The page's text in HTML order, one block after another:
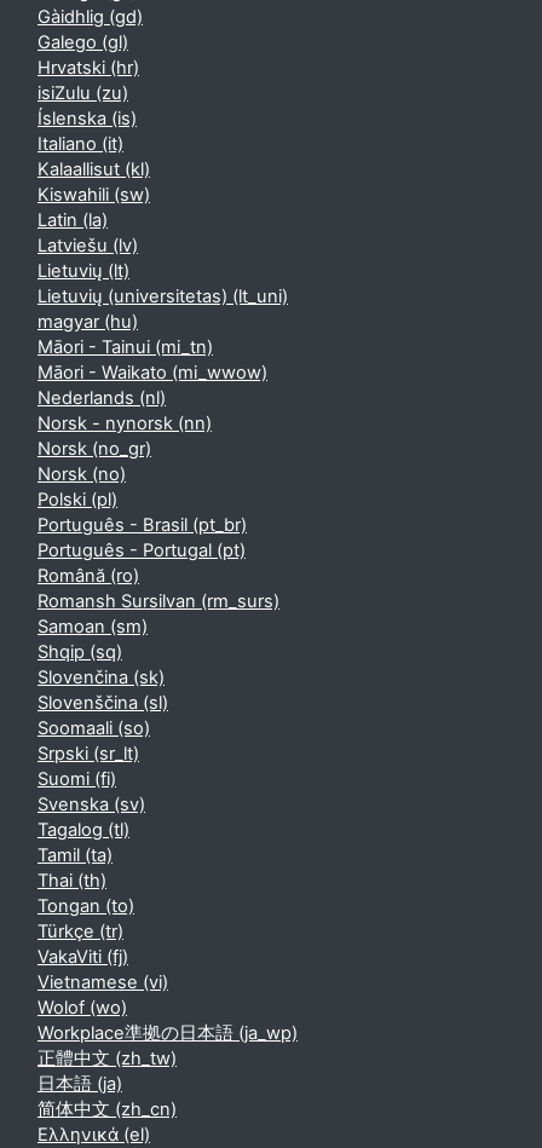
Gàidhlig ‎(gd)‎
Galego ‎(gl)‎
Hrvatski ‎(hr)‎
isiZulu ‎(zu)‎
Íslenska ‎(is)‎
Italiano ‎(it)‎
Kalaallisut ‎(kl)‎
Kiswahili ‎(sw)‎
Latin ‎(la)‎
Latviešu ‎(lv)‎
Lietuvių ‎(lt)‎
Lietuvių (universitetas) ‎(lt_uni)‎
magyar ‎(hu)‎
Māori - Tainui ‎(mi_tn)‎
Māori - Waikato ‎(mi_wwow)‎
Nederlands ‎(nl)‎
Norsk - nynorsk ‎(nn)‎
Norsk ‎(no_gr)‎
Norsk ‎(no)‎
Polski ‎(pl)‎
Português - Brasil ‎(pt_br)‎
Português - Portugal ‎(pt)‎
Română ‎(ro)‎
Romansh Sursilvan ‎(rm_surs)‎
Samoan ‎(sm)‎
Shqip ‎(sq)‎
Slovenčina ‎(sk)‎
Slovenščina ‎(sl)‎
Soomaali ‎(so)‎
Srpski ‎(sr_lt)‎
Suomi ‎(fi)‎
Svenska ‎(sv)‎
Tagalog ‎(tl)‎
Tamil ‎(ta)‎
Thai ‎(th)‎
Tongan ‎(to)‎
Türkçe ‎(tr)‎
VakaViti ‎(fj)‎
Vietnamese ‎(vi)‎
Wolof ‎(wo)‎
Workplace準拠の日本語 ‎(ja_wp)‎
正體中文 ‎(zh_tw)‎
日本語 ‎(ja)‎
简体中文 ‎(zh_cn)‎
Ελληνικά ‎(el)‎